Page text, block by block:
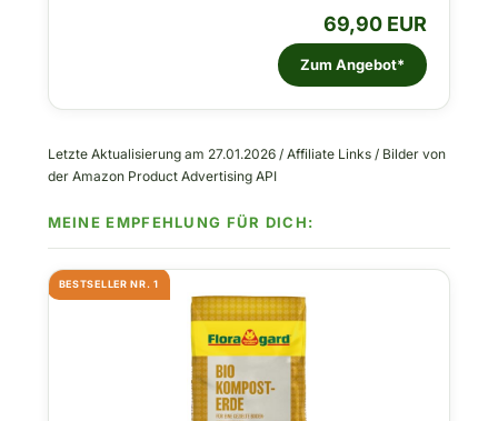
69,90 EUR
Zum Angebot*
Letzte Aktualisierung am 27.01.2026 / Affiliate Links / Bilder von
der Amazon Product Advertising API
BESTSELLER NR. 1